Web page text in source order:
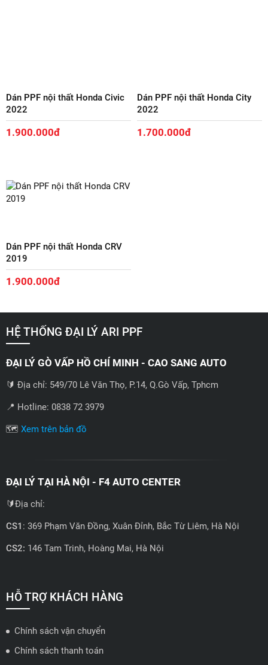
Dán PPF nội thất ô tô Honda
CRV 2024 Phiên Bản L, RS
2.200.000đ
Dán PPF nội thất Honda
Accord 2022
2.800.000đ
Dán PPF nội thất Honda Civic
2022
1.900.000đ
Dán PPF nội thất Honda CRV
2019
1.900.000đ
HỆ THỐNG ĐẠI LÝ ARI PPF
ĐẠI LÝ GÒ VẤP HỒ CHÍ MINH - CAO SANG AUTO
🔰 Địa chỉ: 549/70 Lê Văn Thọ, P.14, Q.Gò Vấp, Tphcm
📍 Hotline: 0838 72 3979
ĐẠI LÝ TẠI HÀ NỘI - F4 AUTO CENTER
🔰Địa chỉ: